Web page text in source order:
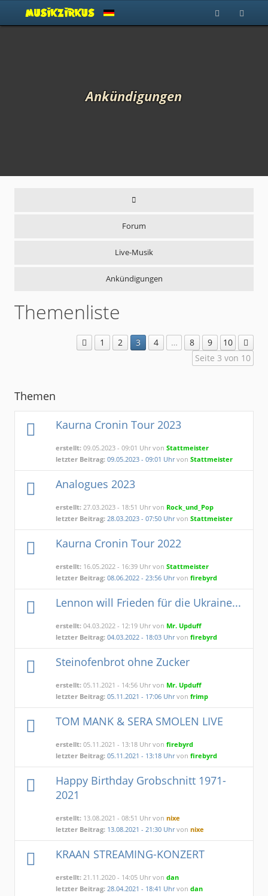
Ankündigungen
Forum
Live-Musik
Ankündigungen
Themenliste
1 2 3 4 … 8 9
10
Seite 3 von 10
Themen
Kaurna Cronin Tour 2023
erstellt: 09.05.2023 - 09:01 Uhr vonStattmeister
letzter Beitrag: 09.05.2023 - 09:01 UhrvonStattmeister
Analogues 2023
erstellt: 27.03.2023 - 18:51 Uhr von Rock_und_Pop
letzter Beitrag: 28.03.2023 - 07:50 UhrvonStattmeister
Kaurna Cronin Tour 2022
erstellt: 16.05.2022 - 16:39 Uhr vonStattmeister
letzter Beitrag: 08.06.2022 - 23:56 Uhrvonfirebyrd
Lennon will Frieden für die Ukraine...
erstellt: 04.03.2022 - 12:19 Uhr von Mr. Upduff
letzter Beitrag: 04.03.2022 - 18:03 Uhrvonfirebyrd
Steinofenbrot ohne Zucker
erstellt: 05.11.2021 - 14:56 Uhr von Mr. Upduff
letzter Beitrag: 05.11.2021 - 17:06 Uhrvonfrimp
TOM MANK & SERA SMOLEN LIVE
erstellt: 05.11.2021 - 13:18 Uhr vonfirebyrd
letzter Beitrag: 05.11.2021 - 13:18 Uhrvonfirebyrd
Happy Birthday Grobschnitt 1971-
2021
erstellt: 13.08.2021 - 08:51 Uhr vonnixe
letzter Beitrag: 13.08.2021 - 21:30 Uhrvonnixe
KRAAN STREAMING-KONZERT
erstellt: 21.11.2020 - 14:05 Uhr vondan
letzter Beitrag: 28.04.2021 - 18:41 Uhrvondan